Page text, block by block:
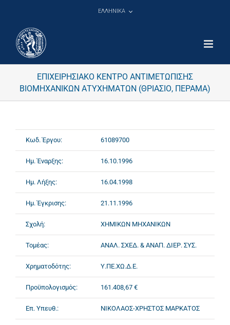
ΕΛΛΗΝΙΚΑ
ΕΠΙΧΕΙΡΗΣΙΑΚΟ ΚΕΝΤΡΟ ΑΝΤΙΜΕΤΩΠΙΣΗΣ
ΒΙΟΜΗΧΑΝΙΚΩΝ ΑΤΥΧΗΜΑΤΩΝ (ΘΡΙΑΣΙΟ, ΠΕΡΑΜΑ)
Κωδ. Έργου: 61089700
Ημ. Έναρξης: 16.10.1996
Ημ. Λήξης: 16.04.1998
Ημ. Έγκρισης: 21.11.1996
Σχολή: ΧΗΜΙΚΩΝ ΜΗΧΑΝΙΚΩΝ
Τομέας: ΑΝΑΛ. ΣΧΕΔ. & ΑΝΑΠ. ΔΙΕΡ. ΣΥΣ.
Χρηματοδότης: Υ.ΠΕ.ΧΩ.Δ.Ε.
Προϋπολογισμός: 161.408,67 €
Επ. Υπευθ.: ΝΙΚΟΛΑΟΣ-ΧΡΗΣΤΟΣ ΜΑΡΚΑΤΟΣ